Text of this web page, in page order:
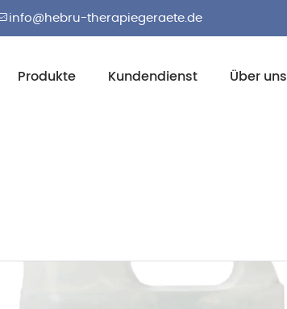
info@hebru-therapiegeraete.de
Produkte Kundendienst Über uns